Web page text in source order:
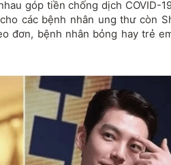
góp tiền chống dịch COVID-
các bệnh nhân ung thư còn
đơn, bệnh nhân bỏng hay trẻ